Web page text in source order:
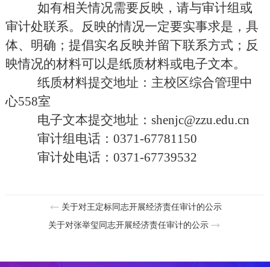
如有相关情况需要反映，请与审计组或
审计处联系。反映的情况一定要实事求是，具
体、明确；提倡实名反映并留下联系方式；反
映情况的材料可以是纸质材料或电子文本。
纸质材料提交地址：主校区综合管理中
心558室
电子文本提交地址： shenjc@zzu.edu.cn
审计组电话： 0371-67781150
审计处电话： 0371-67739532
关于对王定标同志开展经济责任审计的公示
关于对张举玺同志开展经济责任审计的公示